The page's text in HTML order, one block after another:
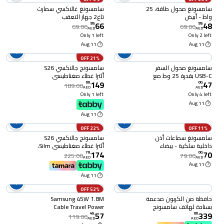
سامسونغ محول طاقة، 25
واط - أبيض
48
.
99
AED
69.00
Only 2 left
11 Aug
سامسونغ غالاكسي سمارت
تاغ2 جهاز التعقب
اللاسلكي بلوتوث جي بي
اس أسود
66
.
99
AED
69.00
Only 1 left
11 Aug
سامسونغ محول السفر
USB-C بقدرة 25 وط مع
كابل شحن نوع C 1 متر-
أسود
47
.
00
AED
Only 4 left
11 Aug
21% OFF
سامسونج جالاكسي S26
ألترا غطاء مغناطيسي
سيليكون، أسود
149
.
00
AED
189.00
Only 1 left
11 Aug
11% OFF
سامسونغ سماعات أذن
داخلية سلكية - بيضاء
70
.
00
AED
79.00
11 Aug
22% OFF
سامسونج جالاكسي S26
ألترا غطاء مغناطيسي Silm،
أسود
174
.
70
AED
225.00
11 Aug
حافظة من الكربون مدعمة
بسنادة لهاتف سامسونج
جالاكسي زد فولد 8 - أسود
339
.
00
AED
52% OFF
Samsung 45W 1.8M
Cable Travel Power
Adapter
57
.
45
AED
119.00